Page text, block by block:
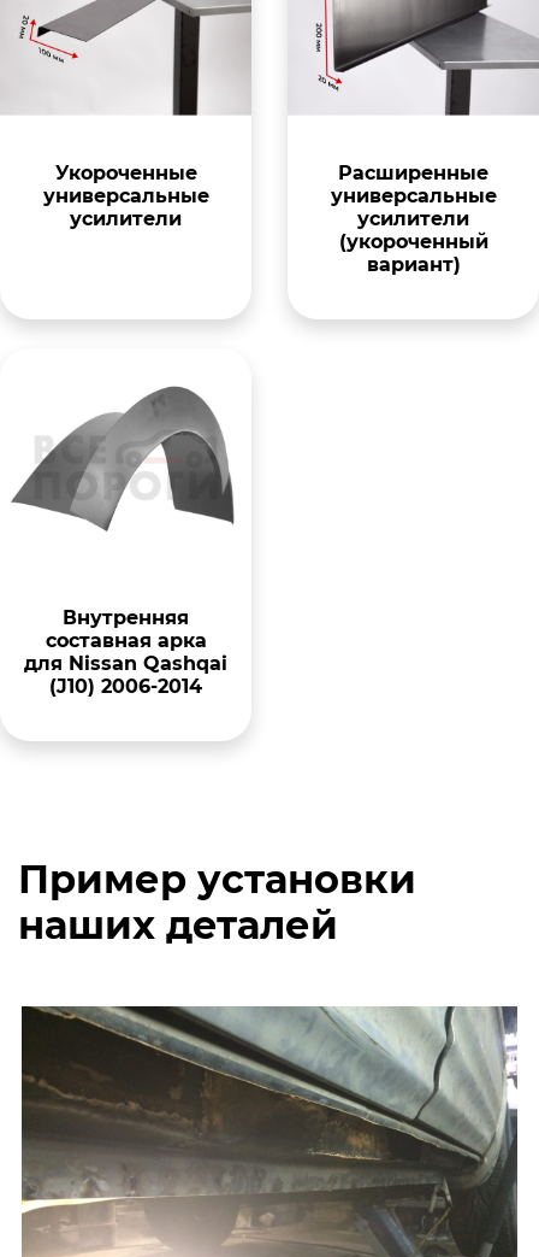
Укороченные
универсальные
усилители
Расширенные
универсальные
усилители
(укороченный
вариант)
Внутренняя
составная арка
для Nissan Qashqai
(J10) 2006-2014
Пример установки
наших деталей